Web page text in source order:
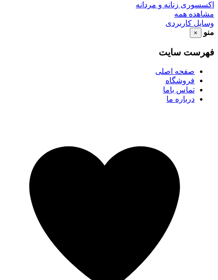
اکسسوری زنانه و مردانه
مشاهده همه
وسایل کاربردی
منو
×
فهرست سایت
صفحه اصلی
فروشگاه
تماس باما
درباره ما